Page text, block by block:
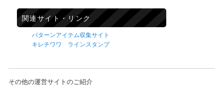
関連サイト・リンク
パターンアイテム収集サイト
キレチワワ ラインスタンプ
その他の運営サイトのご紹介